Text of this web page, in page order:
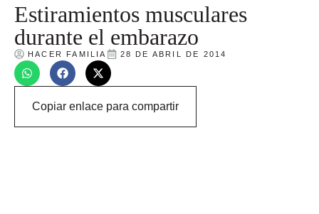
Estiramientos musculares
durante el embarazo
HACER FAMILIA 28 DE ABRIL DE 2014
Copiar enlace para compartir